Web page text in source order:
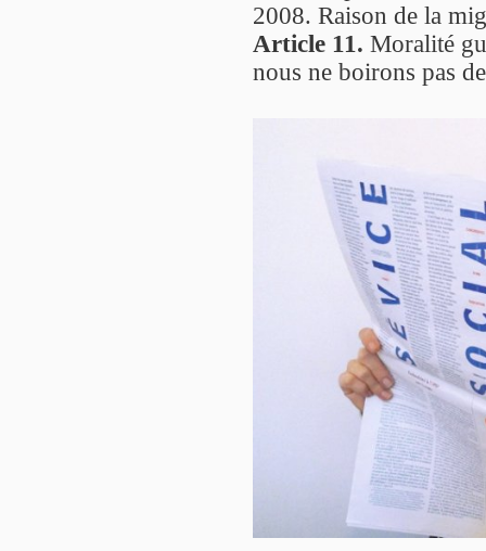
2008. Raison de la
Article 11. Moralité
nous ne boirons pas